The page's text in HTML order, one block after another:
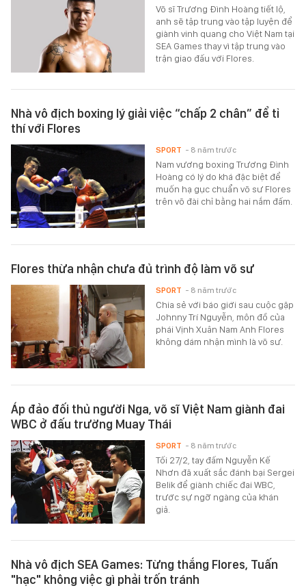
Võ sĩ Trương Đình Hoàng tiết lộ,
anh sẽ tập trung vào tập luyện để
giành vinh quang cho Việt Nam tại
SEA Games thay vì tập trung vào
trận giao đấu với Flores.
Nhà vô địch boxing lý giải việc “chấp 2 chân” để tỉ
thí với Flores
Nam vương boxing Trương Đình
Hoàng có lý do khá đặc biệt để
muốn hạ gục chuẩn võ sư Flores
trên võ đài chỉ bằng hai nắm đấm.
SPORT - 8 năm trước
Flores thừa nhận chưa đủ trình độ làm võ sư
Chia sẻ với báo giới sau cuộc gặp
Johnny Trí Nguyễn, môn đồ của
phái Vịnh Xuân Nam Anh Flores
không dám nhận mình là võ sư.
SPORT - 8 năm trước
Áp đảo đối thủ người Nga, võ sĩ Việt Nam giành đai
WBC ở đấu trường Muay Thái
Tối 27/2, tay đấm Nguyễn Kế
Nhơn đã xuất sắc đánh bại Sergei
Belik để giành chiếc đai WBC,
trước sự ngỡ ngàng của khán
giả.
SPORT - 8 năm trước
Nhà vô địch SEA Games: Từng thắng Flores, Tuấn
"hạc" không việc gì phải trốn tránh